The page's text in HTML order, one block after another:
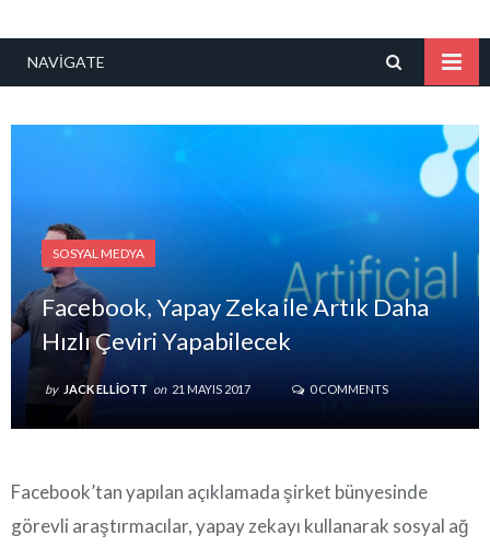
NAVIGATE
SOSYAL MEDYA
Facebook, Yapay Zeka ile Artık Daha
Hızlı Çeviri Yapabilecek
by JACK ELLIOTT on 21 MAYIS 2017 0 COMMENTS
Facebook’tan yapılan açıklamada şirket bünyesinde
görevli araştırmacılar, yapay zekayı kullanarak sosyal ağ